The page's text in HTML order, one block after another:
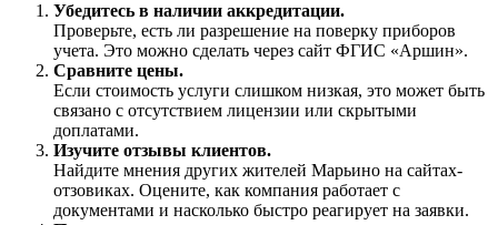
Убедитесь в наличии аккредитации.
Проверьте, есть ли разрешение на поверку приборов
учета. Это можно сделать через сайт ФГИС «Аршин».
Сравните цены.
Если стоимость услуги слишком низкая, это может быть
связано с отсутствием лицензии или скрытыми
доплатами.
Изучите отзывы клиентов.
Найдите мнения других жителей Марьино на сайтах-
отзовиках. Оцените, как компания работает с
документами и насколько быстро реагирует на заявки.